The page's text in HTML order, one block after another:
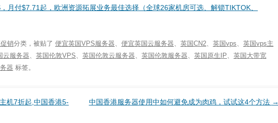
月付$7.71起，欧洲资源拓展业务最佳选择（全球26家机房可选、解锁TIKTOK、
销分类，被贴了 便宜英国VPS服务器 便宜英国云服务器 英国CN2 英国vps
英国vps主
云服务器 英国伦敦VPS 英国伦敦云服务器 英国伦敦服务器 英国原生IP
英国大带宽
器 标签。
机7折起,中国香港5-
中国香港服务器使用中如何避免成为肉鸡，试试这4个方法 →